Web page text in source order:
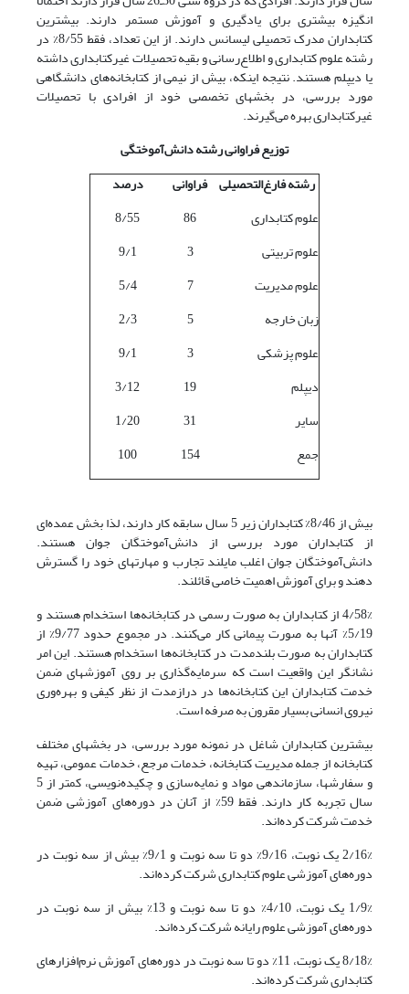
انگیزه بیشتری برای یادگیری و آموزش مستمر دارند. بیشترین
کتابداران مدرک تحصیلی لیسانس دارند. از این تعداد، فقط 8/55% در
رشته علوم کتابداری و اطلاع‌رسانی و بقیه تحصیلات غیرکتابداری داشته
یا دیپلم هستند. نتیجه اینکه، بیش از نیمی از کتابخانه‌های دانشگاهی
مورد بررسی، در بخشهای تخصصی خود از افرادی با تحصیلات
غیرکتابداری بهره می‌گیرند.
توزیع فراوانی رشته دانش‌آموختگی
رشته فارغ‌التحصیلی فراوانی
درصد
علوم کتابداری
86
8/55
علوم تربیتی
3
9/1
علوم مدیریت
7
5/4
زبان خارجه
5
2/3
علوم پزشکی
3
9/1
دیپلم
19
3/12
سایر
31
1/20
جمع
154
100
بیش از 8/46% کتابداران زیر 5 سال سابقه کار دارند، لذا بخش عمده‌ای
از کتابداران مورد بررسی از دانش‌آموختگان جوان هستند.
دانش‌آموختگان جوان اغلب مایلند تجارب و مهارتهای خود را گسترش
دهند و برای آموزش اهمیت خاصی قائلند.
4/58% از کتابداران به صورت رسمی در کتابخانه‌ها استخدام هستند و
5/19% آنها به صورت پیمانی کار می‌کنند. در مجموع حدود 9/77% از
کتابداران به صورت بلندمدت در کتابخانه‌ها استخدام هستند. این امر
نشانگر این واقعیت است که سرمایه‌گذاری بر روی آموزشهای ضمن
خدمت کتابداران این کتابخانه‌ها در درازمدت از نظر کیفی و بهره‌وری
نیروی انسانی بسیار مقرون به صرفه است.
بیشترین کتابداران شاغل در نمونه مورد بررسی، در بخشهای مختلف
کتابخانه از جمله مدیریت کتابخانه، خدمات مرجع، خدمات عمومی، تهیه
و سفارشها، سازماندهی مواد و نمایه‌سازی و چکیده‌نویسی، کمتر از 5
سال تجربه کار دارند. فقط 59% از آنان در دوره‌های آموزشی ضمن
خدمت شرکت کرده‌اند.
2/16% یک نوبت، 9/16% دو تا سه نوبت و 9/1% بیش از سه نوبت در
دوره‌های آموزشی علوم کتابداری شرکت کرده‌اند.
1/9% یک نوبت، 4/10% دو تا سه نوبت و 13% بیش از سه نوبت در
دوره‌های آموزشی علوم رایانه شرکت کرده‌اند.
8/18% یک نوبت، 11% دو تا سه نوبت در دوره‌های آموزش نرم‌افزارهای
کتابداری شرکت کرده‌اند.